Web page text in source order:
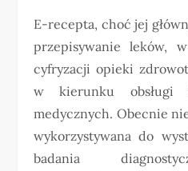
E-recepta, choć jej
przepisywanie leków,
cyfryzacji opieki
w kierunku obsługi
medycznych. Obecnie
wykorzystywana do
badania